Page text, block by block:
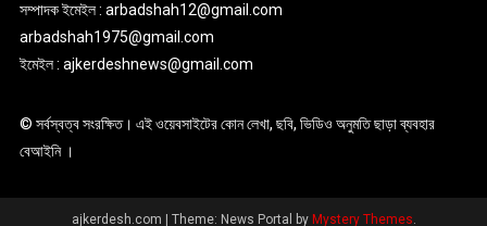
সম্পাদক ইমেইল : arbadshah12@gmail.com
arbadshah1975@gmail.com
ইমেইল : ajkerdeshnews@gmail.com
© সর্বস্বত্ব সংরক্ষিত। এই ওয়েবসাইটের কোন লেখা, ছবি, ভিডিও অনুমতি ছাড়া ব্যবহার
বেআইনি ।
ajkerdesh.com Theme: News Portal by Mystery Themes.